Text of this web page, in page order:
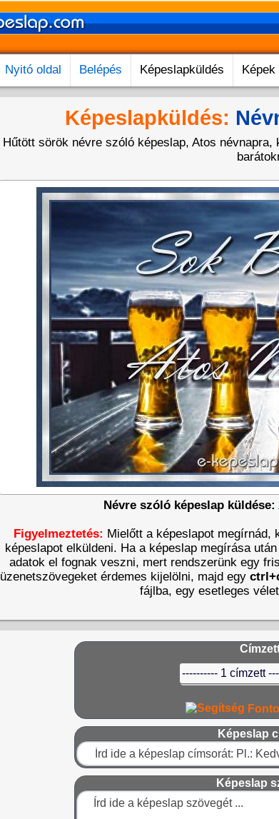
Nyitó oldal Belépés Képeslapküldés Képek
Képeslapküldés:
Hűtött sörök névre szóló képeslap, Atos
Névre szóló képeslap küldése:
Figyelmeztetés: Mielőtt a képeslapot megírnád,
képeslapot elküldeni. Ha a képeslap megírása
adatok el fognak veszni, mert rendszerünk egy
üzenetszövegeket érdemes kijelölni, majd egy
fájlba, egy esetleges
Képeslap
Képeslap